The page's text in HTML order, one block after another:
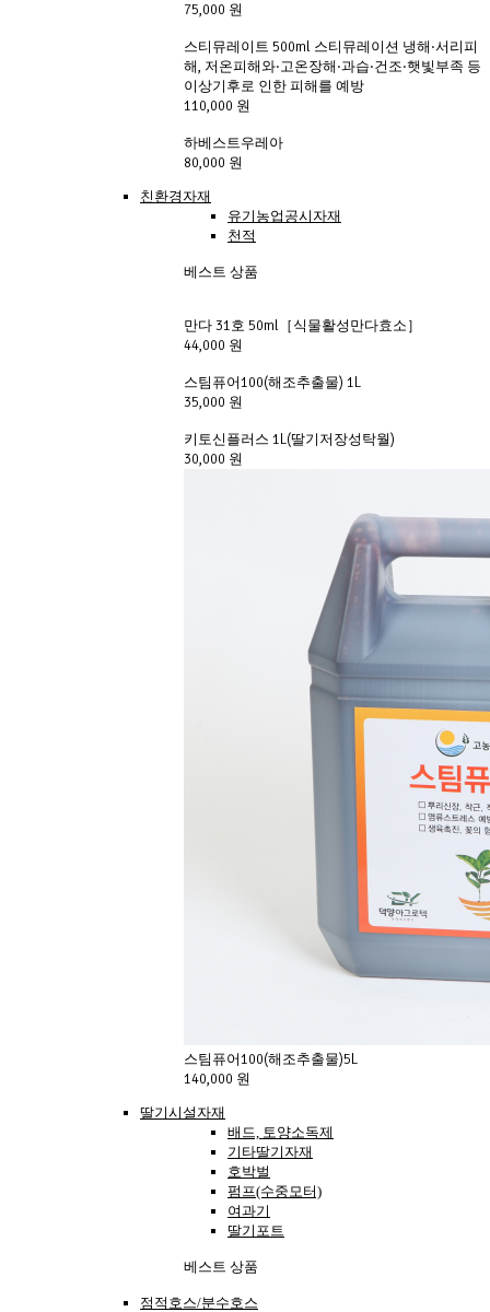
75,000 원
스티뮤레이트 500ml 스티뮤레이션 냉해·서리피
해, 저온피해와·고온장해·과습·건조·햇빛부족 등
이상기후로 인한 피해를 예방
110,000 원
하베스트우레아
80,000 원
친환경자재
유기농업공시자재
천적
베스트 상품
만다 31호 50ml［식물활성만다효소］
44,000 원
스팀퓨어100(해조추출물) 1L
35,000 원
키토신플러스 1L(딸기저장성탁월)
30,000 원
스팀퓨어100(해조추출물)5L
140,000 원
딸기시설자재
배드, 토양소독제
기타딸기자재
호박벌
펌프(수중모터)
여과기
딸기포트
베스트 상품
점적호스/분수호스